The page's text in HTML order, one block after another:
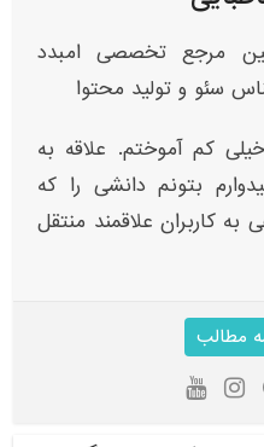
مرجع تخصصی امبدد
سئو و تولید محتوا
کم آموختم. علاقه به
بتونم دانشی را که
کاربران علاقمند منتقل
مطالب